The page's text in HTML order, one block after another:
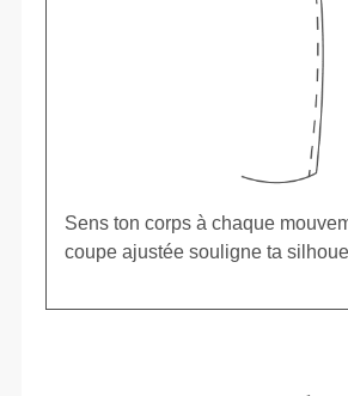
Sens ton corps à chaque
coupe ajustée souligne ta